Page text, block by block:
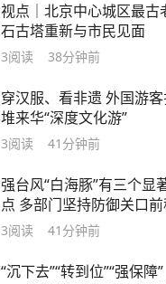
视点｜北京中心城区最古
石古塔重新与市民见面
3阅读 38分钟前
穿汉服、看非遗 外国游
堆来华“深度文化游”
3阅读 41分钟前
强台风“白海豚”有三个显
点 多部门坚持防御关口
保通保畅保安全
3阅读 41分钟前
“沉下去”“转到位”“强保障”